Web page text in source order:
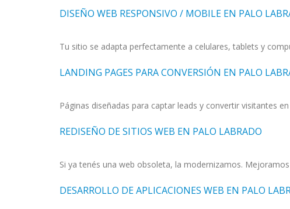
DISEÑO WEB RESPONSIVO / MOBILE EN PALO
Tu sitio se adapta perfectamente a celulares, tablets y
LANDING PAGES PARA CONVERSIÓN EN PALO
Páginas diseñadas para captar leads y convertir visitantes
REDISEÑO DE SITIOS WEB EN PALO LABRADO
Si ya tenés una web obsoleta, la modernizamos.
DESARROLLO DE APLICACIONES WEB EN PALO